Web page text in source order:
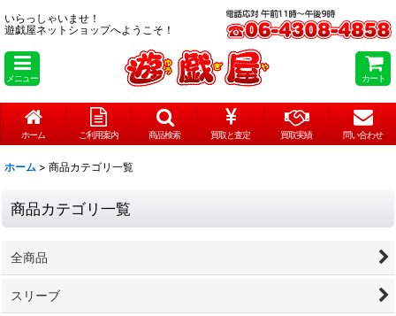
いらっしゃいませ！
遊戯屋ネットショップへようこそ！
メニュー カート
ホーム ご利用案内 商品検索 買取と査定 買取実績 問い合わせ
ホーム > 商品カテゴリ一覧
商品カテゴリ一覧
全商品
スリーブ